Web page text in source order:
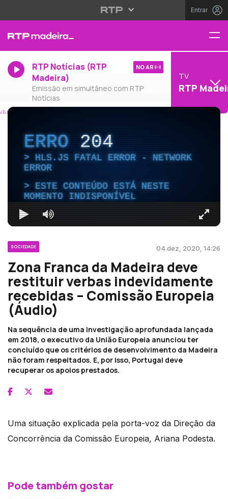
Entrar
RTP Notícias (RTP
Madeira)
Emissão em simultâneo com RTP
Notícias
NO AR
TV
RTP
ERRO204
HLS.JS FATAL ERROR - NETWORK
ERROR
ESTE CONTEÚDO ESTÁ NESTE
MOMENTO INDISPONÍVEL
SOCIEDADE 04 dez, 2020, 14:26
Zona Franca da Madeira deve
restituir verbas indevidamente
recebidas – Comissão Europeia
(Áudio)
Na sequência de uma investigação aprofundada lançada
em 2018, o executivo da União Europeia anunciou ter
concluído que os critérios de desenvolvimento da Madeira
não foram respeitados. E, por isso, Portugal deve
recuperar os apoios prestados.
Uma situação explicada pela porta-voz da Direção da
Concorrência da Comissão Europeia, Ariana Podesta.
Pode também gostar